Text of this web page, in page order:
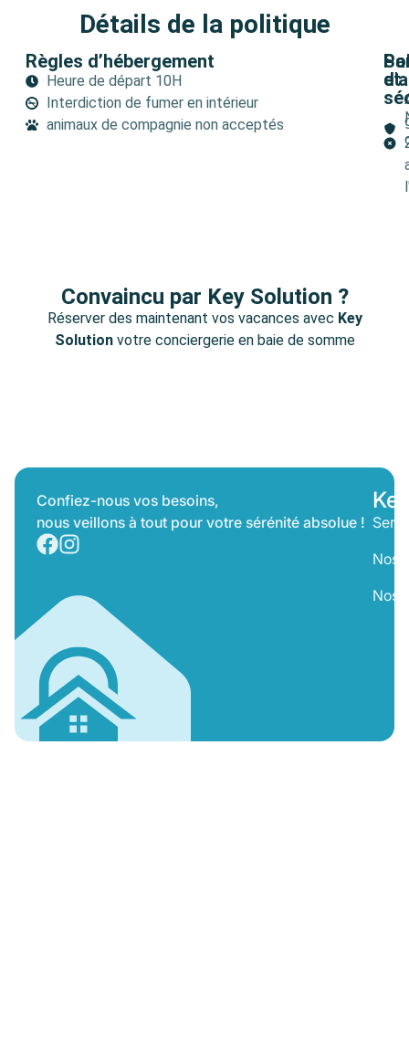
Détails de la politique
Règles d’hébergement
Heure de départ 10H
Interdiction de fumer en intérieur
animaux de compagnie non acceptés
et
Convaincu par Key Solution ?
Réserver des maintenant vos vacances avec Key
Solutionvotre conciergerie en baie de somme
Confiez-nous vos besoins,
nous veillons à tout pour votre sérénité absolue !
Nos
Nos